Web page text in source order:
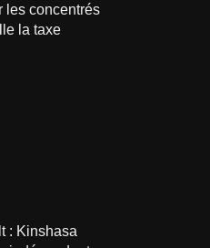
les concentrés
la taxe
: Kinshasa